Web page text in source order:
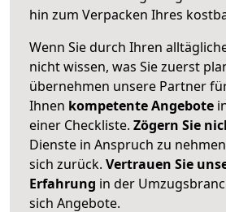
hin zum Verpacken Ihres
Wenn Sie durch Ihren
nicht wissen, was Sie zuerst
übernehmen unsere Partner
Ihnen kompetente Angebote
einer Checkliste. Zögern Sie
Dienste in Anspruch zu
sich zurück. Vertrauen Sie
Erfahrung in der
sich Angebote.